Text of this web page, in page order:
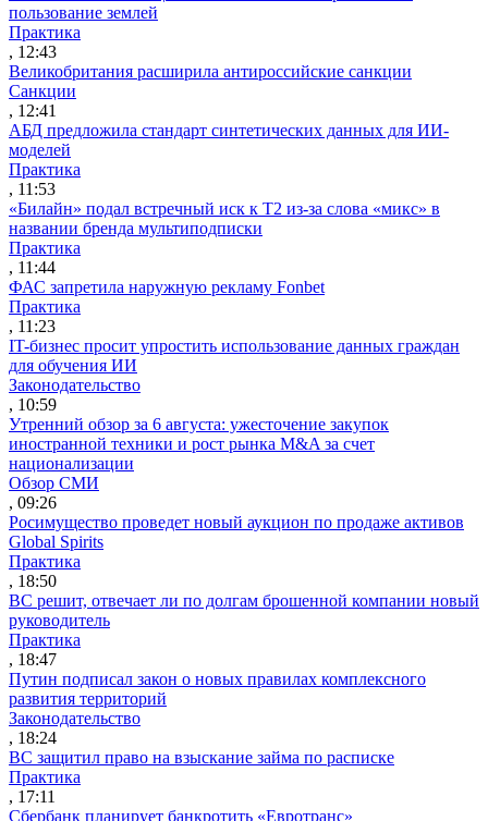
пользование землей
Практика
, 12:43
Великобритания расширила антироссийские санкции
Санкции
, 12:41
АБД предложила стандарт синтетических данных для ИИ-
моделей
Практика
, 11:53
«Билайн» подал встречный иск к Т2 из-за слова «микс» в
названии бренда мультиподписки
Практика
, 11:44
ФАС запретила наружную рекламу Fonbet
Практика
, 11:23
IT-бизнес просит упростить использование данных граждан
для обучения ИИ
Законодательство
, 10:59
Утренний обзор за 6 августа: ужесточение закупок
иностранной техники и рост рынка M&A за счет
национализации
Обзор СМИ
, 09:26
Росимущество проведет новый аукцион по продаже активов
Global Spirits
Практика
, 18:50
ВС решит, отвечает ли по долгам брошенной компании новый
руководитель
Практика
, 18:47
Путин подписал закон о новых правилах комплексного
развития территорий
Законодательство
, 18:24
ВС защитил право на взыскание займа по расписке
Практика
, 17:11
Сбербанк планирует банкротить «Евротранс»